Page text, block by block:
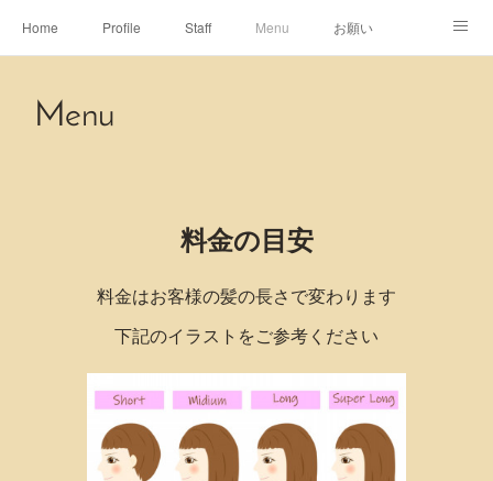
Home Profile Staff Menu お願い
Menu
料金の目安
料金はお客様の髪の長さで変わります
下記のイラストをご参考ください